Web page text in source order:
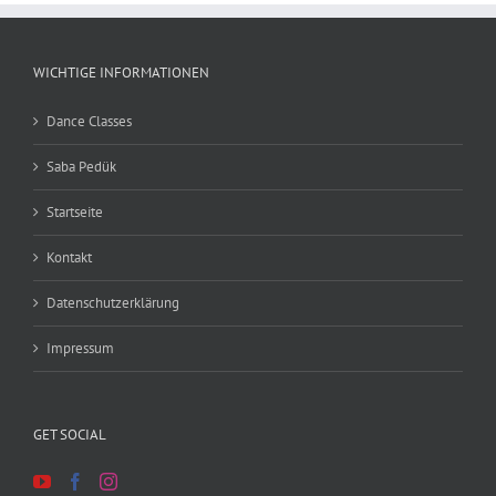
WICHTIGE INFORMATIONEN
Dance Classes
Saba Pedük
Startseite
Kontakt
Datenschutzerklärung
Impressum
GET SOCIAL